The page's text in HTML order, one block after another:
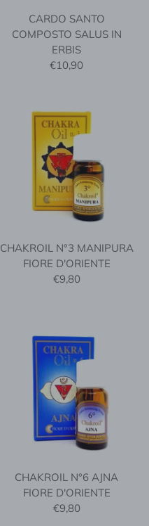
CARDO SANTO
COMPOSTO SALUS IN
ERBIS
€10,90
CHAKROIL N°3 MANIPURA
FIORE D'ORIENTE
€9,80
CHAKROIL N°6 AJNA
FIORE D'ORIENTE
€9,80